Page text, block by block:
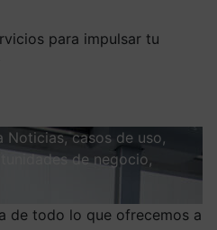
para impulsar tu
Noticias, casos de uso,
de negocio,
de todo lo que ofrecemos a